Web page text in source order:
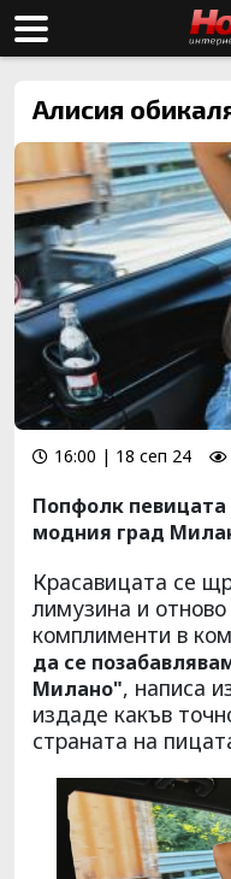
Алисия
16:00 | 18 сеп 24
Попфолк певицата
модния град
Красавицата се
лимузина и
комплименти в
да се
Милано", написа
издаде какъв
страната на